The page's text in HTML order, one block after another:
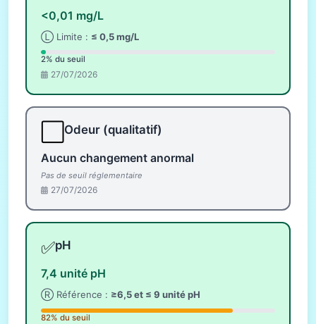
<0,01 mg/L
Ⓛ Limite : ≤ 0,5 mg/L
2% du seuil
27/07/2026
Odeur (qualitatif)
Aucun changement anormal
Pas de seuil réglementaire
27/07/2026
✅pH
7,4 unité pH
Ⓡ Référence : ≥6,5 et ≤ 9 unité pH
82% du seuil